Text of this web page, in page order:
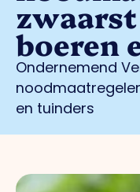
boeren
Ondernemend
en tuinders